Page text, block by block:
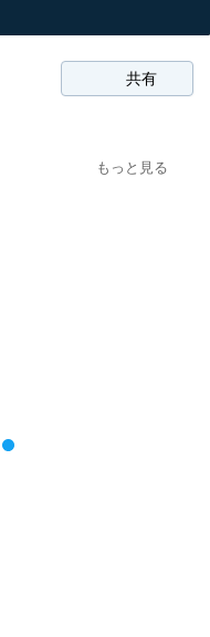
共有
もっと見る